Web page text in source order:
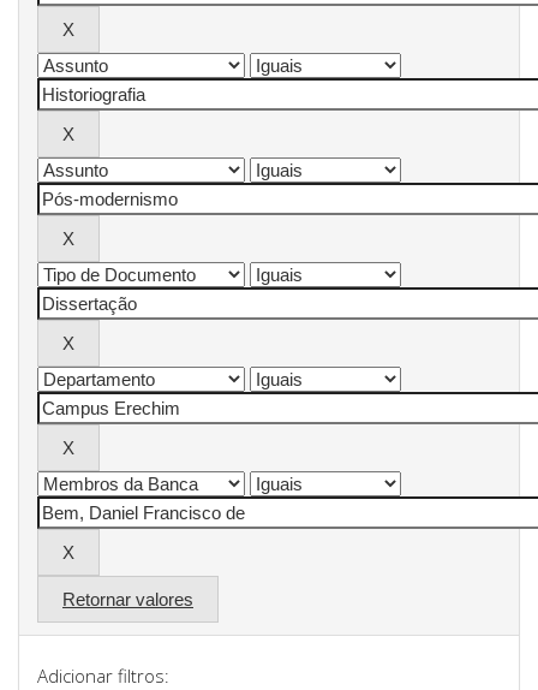
Retornar valores
Adicionar filtros: